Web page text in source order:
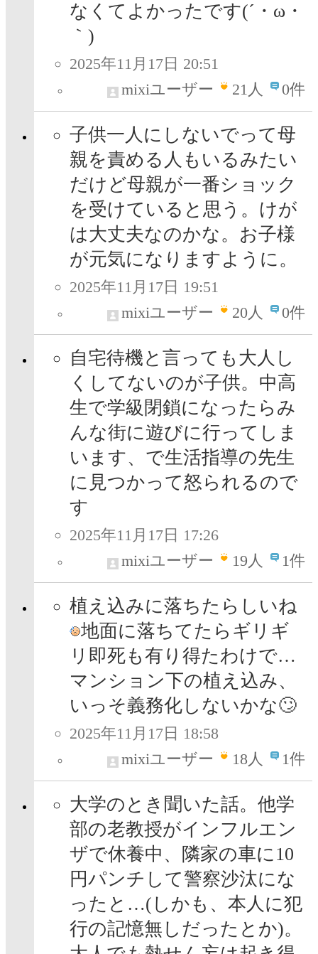
なくてよかったです(´・ω・
｀)
2025年11月17日 20:51
mixiユーザー
21人 0件
子供一人にしないでって母
親を責める人もいるみたい
だけど母親が一番ショック
を受けていると思う。けが
は大丈夫なのかな。お子様
が元気になりますように。
2025年11月17日 19:51
mixiユーザー
20人 0件
自宅待機と言っても大人し
くしてないのが子供。中高
生で学級閉鎖になったらみ
んな街に遊びに行ってしま
います、で生活指導の先生
に見つかって怒られるので
す
2025年11月17日 17:26
mixiユーザー
19人 1件
植え込みに落ちたらしいね
地面に落ちてたらギリギ
リ即死も有り得たわけで…
マンション下の植え込み、
いっそ義務化しないかな🙄
2025年11月17日 18:58
mixiユーザー
18人 1件
大学のとき聞いた話。他学
部の老教授がインフルエン
ザで休養中、隣家の車に10
円パンチして警察沙汰にな
ったと…(しかも、本人に犯
行の記憶無しだったとか)。